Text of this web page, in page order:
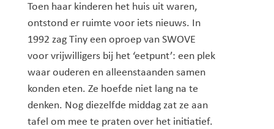
Toen haar kinderen het huis uit waren,
ontstond er ruimte voor iets nieuws. In
1992 zag Tiny een oproep van SWOVE
voor vrijwilligers bij het ‘eetpunt’: een plek
waar ouderen en alleenstaanden samen
konden eten. Ze hoefde niet lang na te
denken. Nog diezelfde middag zat ze aan
tafel om mee te praten over het initiatief.